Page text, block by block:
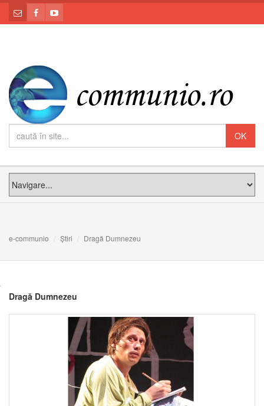
e-communio Știri Dragă Dumnezeu
Dragă Dumnezeu